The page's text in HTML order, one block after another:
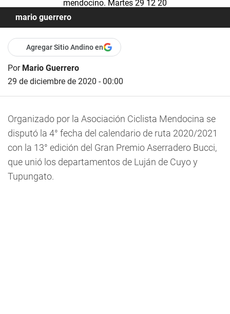
mario guerrero
Agregar Sitio Andino en
Por Mario Guerrero
29 de diciembre de 2020 - 00:00
Organizado por la Asociación Ciclista Mendocina se
disputó la 4° fecha del calendario de ruta 2020/2021
con la 13° edición del Gran Premio Aserradero Bucci,
que unió los departamentos de Luján de Cuyo y
Tupungato.